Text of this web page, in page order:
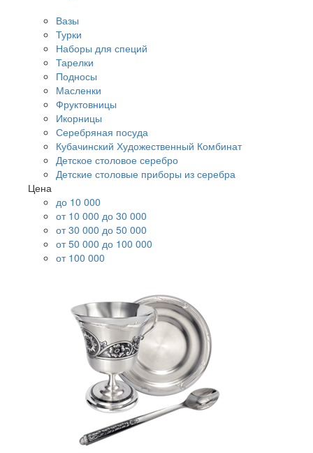
Вазы
Турки
Наборы для специй
Тарелки
Подносы
Масленки
Фруктовницы
Икорницы
Серебряная посуда
Кубачинский Художественный Комбинат
Детское столовое серебро
Детские столовые приборы из серебра
Цена
до 10 000
от 10 000 до 30 000
от 30 000 до 50 000
от 50 000 до 100 000
от 100 000